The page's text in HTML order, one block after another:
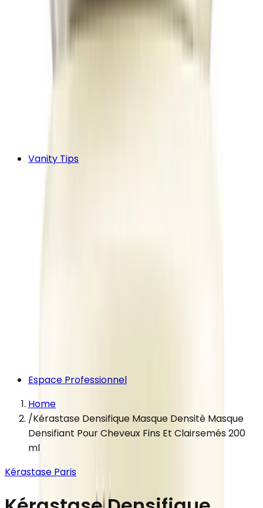
Vanity Tips
Espace Professionnel
Home
/Kérastase Densifique Masque Densitè Masque
Densifiant Pour Cheveux Fins Et Clairsemés 200
ml
Kérastase Paris